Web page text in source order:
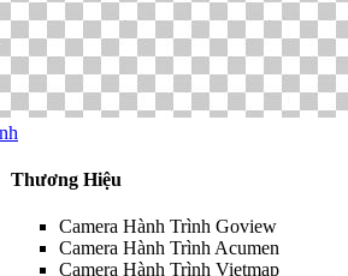
Thương Hiệu
Camera Hành Trình Goview
Camera Hành Trình Acumen
Camera Hành Trình Vietmap